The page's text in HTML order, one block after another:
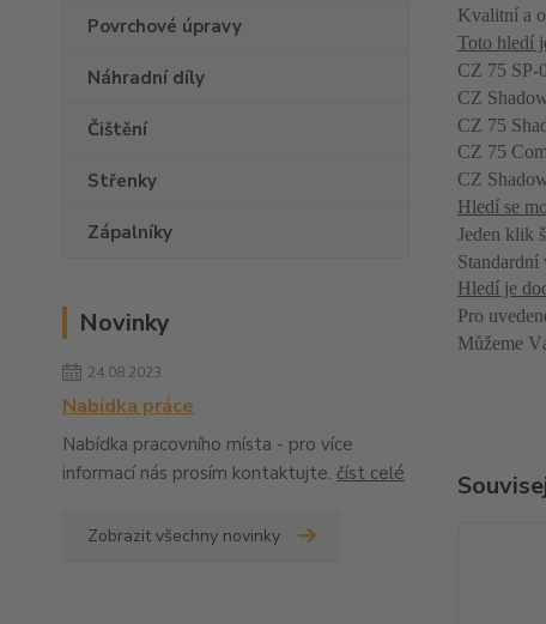
Povrchové úpravy
Náhradní díly
Čištění
Střenky
Zápalníky
Novinky
24.08.2023
Nabídka práce
Nabídka pracovního místa - pro více
informací nás prosím kontaktujte. číst celé
Zobrazit všechny novinky
Kvalitní a
Toto hledí
CZ 75 SP-
CZ
CZ 75
CZ 75
CZ
Hledí se
Jeden klik
Hledí je
Pro
Můžeme